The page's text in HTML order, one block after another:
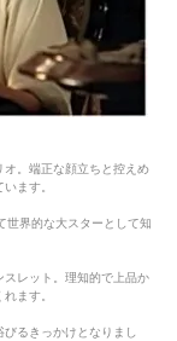
。端正な顔立ちと控えめ
ます。
世界的な大スターとして知
レット。理知的で上品か
ます。
るきっかけとなりまし